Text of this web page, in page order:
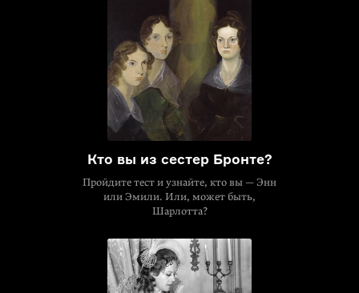
Кто вы из сестер Бронте?
Пройдите тест и узнайте, кто вы — Энн
или Эмили. Или, может быть,
Шарлотта?